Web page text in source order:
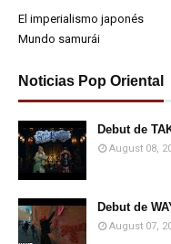
El imperialismo japonés
Mundo samurái
Noticias Pop Oriental
Debut de
August 08,
Debut de
August 07,